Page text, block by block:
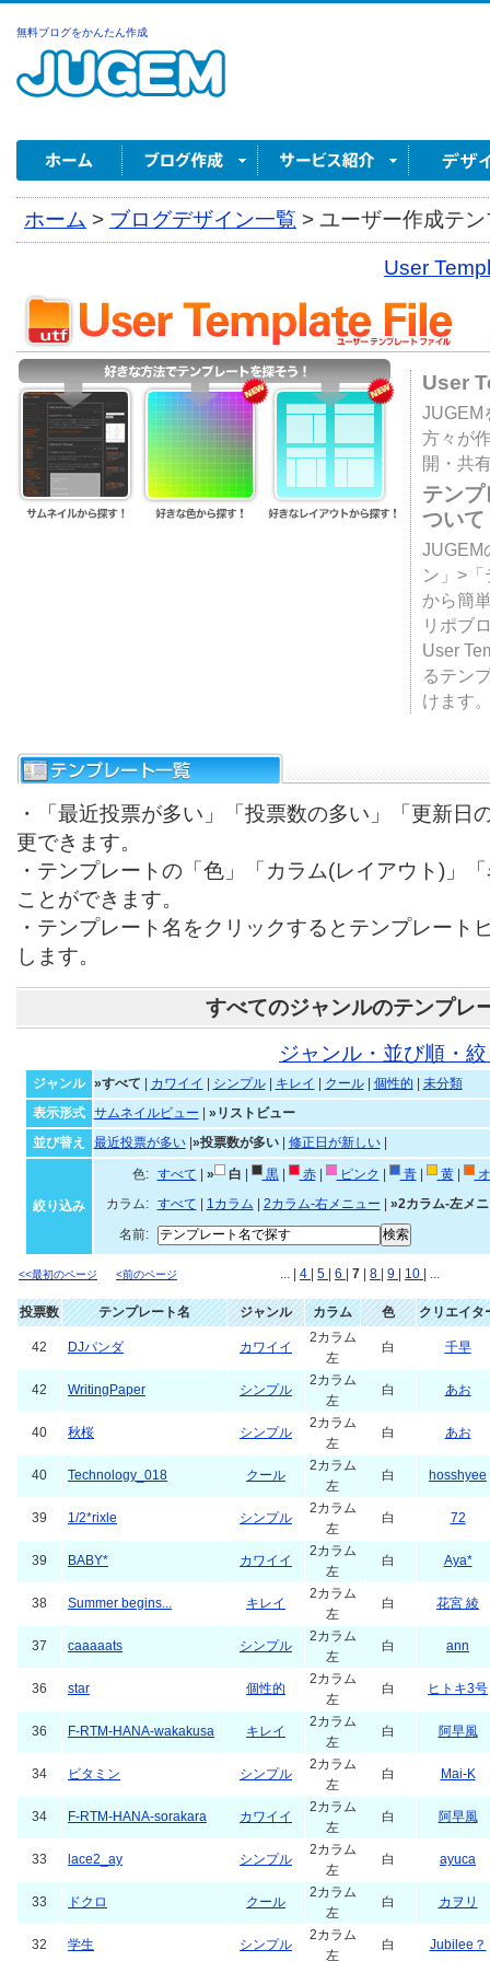
無料ブログをかんたん作成
ホーム > ブログデザイン一覧 > ユーザー作成テ
User
User
JUGEM
方々が
開・共
テン
ついて
JUGEM
ン」>
から簡
リポブ
User
るテン
けます
・「最近投票が多い」「投票数の多い」「更新日
更できます。
・テンプレートの「色」「カラム(レイアウト)」
ことができます。
・テンプレート名をクリックするとテンプレート
します。
すべてのジャンルのテンプレ
ジャンル・並び順・
ジャンル »すべて カワイイ シンプル| キレイ クール| 個性的
未分類
表示形式
サムネイルビュー
»リストビュー
並び替え
最近投票が多い| »投票数が多い| 修正日が新しい|
絞り込み
色: すべて » 白 黒| 赤| ピンク 青| 黄|
カラム:
すべて 1カラム 2カラム-右メニュー
»2カラム-左メ
名前:
<<最初のページ <前のページ ... | 4 5 6 7 8 9 10 | ...
投票数 テンプレート名 ジャンル カラム 色 クリエイタ
42 DJパンダ カワイイ
2カラム
左
白 千早
42 WritingPaper シンプル
2カラム
左
白 あお
40 秋桜 シンプル
2カラム
左
白 あお
40 Technology_018 クール
2カラム
左
白 hosshyee
39 1/2*rixle シンプル
2カラム
左
白 72
39 BABY* カワイイ
2カラム
左
白 Aya*
38 Summer begins... キレイ
2カラム
左
白 花宮 綾
37 caaaaats シンプル
2カラム
左
白 ann
36 star 個性的
2カラム
左
白 ヒトキ3号
36 F-RTM-HANA-wakakusa キレイ
2カラム
左
白 阿早風
34 ビタミン シンプル
2カラム
左
白 Mai-K
34 F-RTM-HANA-sorakara カワイイ
2カラム
左
白 阿早風
33 lace2_ay シンプル
2カラム
左
白 ayuca
33 ドクロ クール
2カラム
左
白 カヲリ
32 学生 シンプル
2カラム
左
白 Jubilee？